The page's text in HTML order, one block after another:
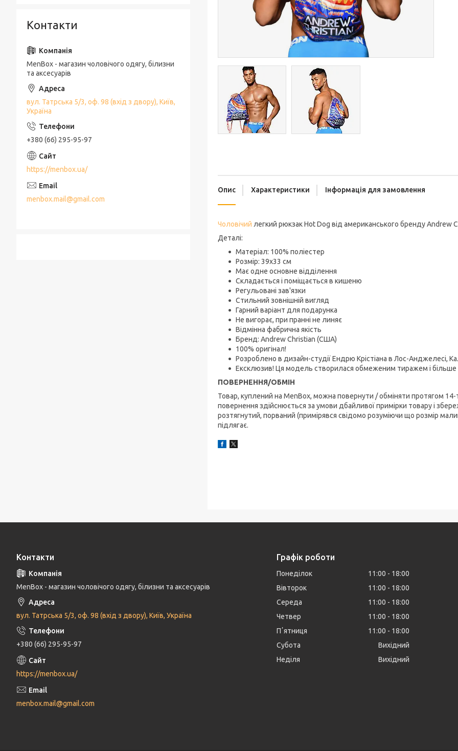
Опис Характеристики Інформація для замовлення
Чоловічий легкий рюкзак Hot Dog від американського бренду Andrew
Деталі:
Матеріал: 100% поліестер
Розмір: 39х33 см
Має одне основне відділення
Складається і поміщається в кишеню
Регульовані зав'язки
Стильний зовнішній вигляд
Гарний варіант для подарунка
Не вигорає, при пранні не линяє
Відмінна фабрична якість
Бренд: Andrew Christian (США)
100% оригінал!
Розроблено в дизайн-студії Ендрю Крістіана в Лос-Анджелесі,
Ексклюзив! Ця модель створилася обмеженим тиражем і більше
ПОВЕРНЕННЯ/ОБМІН
Товар, куплений на MenBox, можна повернути / обміняти протягом
повернення здійснюється за умови дбайливої примірки товару і
розтягнутий, порваний (примірявся свідомо розуміючи що розмір
підлягає.
Контакти
MenBox - магазин чоловічого одягу, білизни
та аксесуарів
вул. Татрська 5/3, оф. 98 (вхід з двору), Київ,
Україна
+380 (66) 295-95-97
https://menbox.ua/
menbox.mail@gmail.com
Контакти
MenBox - магазин чоловічого одягу, білизни та аксесуарів
вул. Татрська 5/3, оф. 98 (вхід з двору), Київ, Україна
+380 (66) 295-95-97
https://menbox.ua/
menbox.mail@gmail.com
Графік роботи
Понеділок 11:00
18:00
Вівторок
11:00
18:00
Середа
11:00
18:00
Четвер
11:00
18:00
Пʼятниця
11:00
18:00
Субота
Вихідний
Неділя
Вихідний